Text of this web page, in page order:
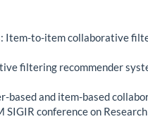
Item-to-item collaborative
filtering recommender
based and item-based
conference on